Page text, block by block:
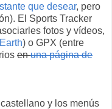
que desear, pero
El Sports Tracker
fotos y vídeos,
) o GPX (entre
enuna página de
y los menús